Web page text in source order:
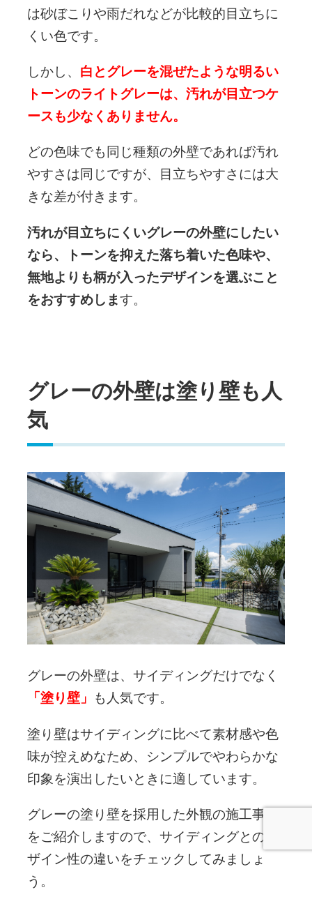
は砂ぼこりや雨だれなどが比較的目立ちに
くい色です。
しかし、 白とグレーを混ぜたような明るい
トーンのライトグレーは、汚れが目立つケ
ースも少なくありません。
どの色味でも同じ種類の外壁であれば汚れ
やすさは同じですが、目立ちやすさには大
きな差が付きます。
汚れが目立ちにくいグレーの外壁にしたい
なら、トーンを抑えた落ち着いた色味や、
無地よりも柄が入ったデザインを選ぶこと
をおすすめします。
グレーの外壁は塗り壁も人
気
グレーの外壁は、サイディングだけでなく
「塗り壁」 も人気です。
塗り壁はサイディングに比べて素材感や色
味が控えめなため、シンプルでやわらかな
印象を演出したいときに適しています。
グレーの塗り壁を採用した外観の施工事例
をご紹介しますので、サイディングとのデ
ザイン性の違いをチェックしてみましょ
う。
電話問合せ